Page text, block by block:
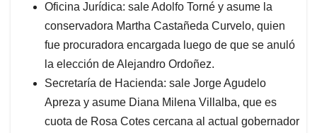
Oficina Jurídica: sale Adolfo Torné y asume la
conservadora Martha Castañeda Curvelo, quien
fue procuradora encargada luego de que se anuló
la elección de Alejandro Ordoñez.
Secretaría de Hacienda: sale Jorge Agudelo
Apreza y asume Diana Milena Villalba, que es
cuota de Rosa Cotes cercana al actual gobernador